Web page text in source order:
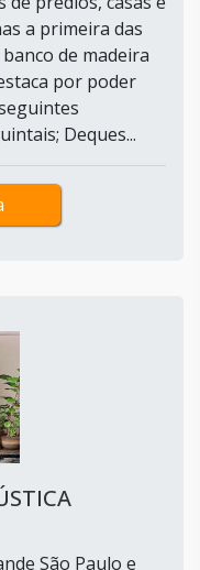
a primeira das
de madeira
por poder
Deques...
São Paulo e